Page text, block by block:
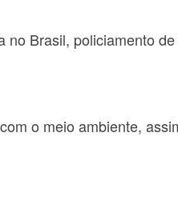
Brasil, policiamento
o meio ambiente,